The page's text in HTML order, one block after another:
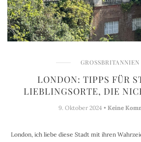
GROSSBRITANNIEN
LONDON: TIPPS FÜR
LIEBLINGSORTE, DIE
9. Oktober 2024 • Keine
London, ich liebe diese Stadt mit ihren